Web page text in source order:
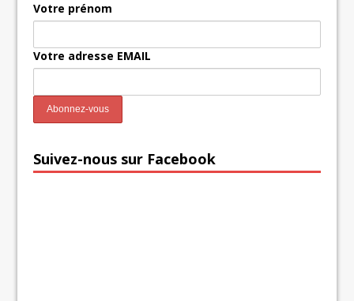
Votre prénom
Votre adresse EMAIL
Suivez-nous sur Facebook